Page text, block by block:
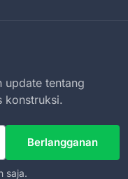
update tentang
konstruksi.
Berlangganan
saja.